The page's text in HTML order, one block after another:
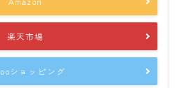
楽天市場
ショッピング